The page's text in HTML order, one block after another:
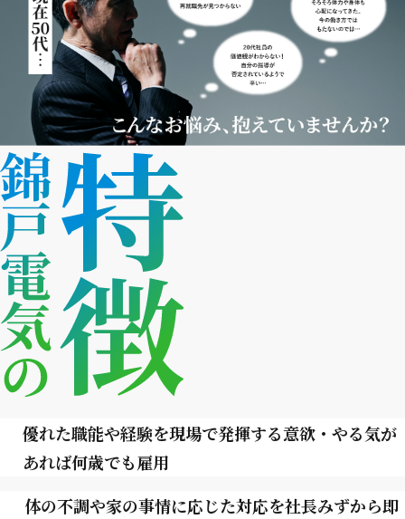
優れた職能や経験を現場で発揮する意欲・やる気が
あれば何歳でも雇用
体の不調や家の事情に応じた対応を社長みずから即